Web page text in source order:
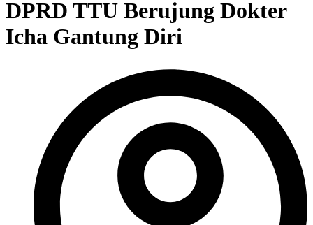
DPRD TTU Berujung Dokter
Icha Gantung Diri